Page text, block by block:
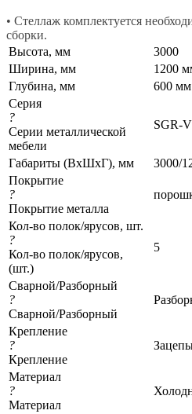
• Стеллаж комплектуется
сборки.
Высота, мм
3000
Ширина, мм
1200
Глубина, мм
600 мм
Серия
?
Серии металлической
мебели
SGR-V
Габариты (ВхШхГ), мм
3000/
Покрытие
?
Покрытие металла
Кол-во полок/ярусов, шт.
?
Кол-во полок/ярусов,
(шт.)
5
Сварной/Разборный
?
Сварной/Разборный
Крепление
?
Крепление
Материал
?
Материал